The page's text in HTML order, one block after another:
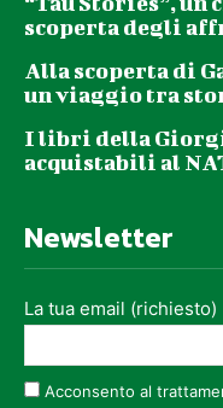
scoperta degli
Alla scoperta di
un viaggio tra
I libri della
acquistabili al
Newsletter
La tua email (richiesto)
Acconsento al